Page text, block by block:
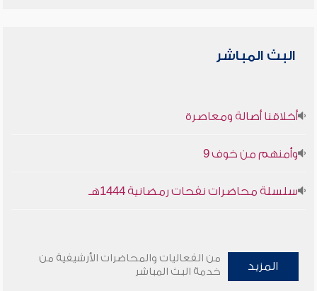
البث المباشر
أخلاقنا أصالة ومعاصرة
وأمنهم من خوف 9
سلسلة محاضرات نفحات رمضانية 1444هـ
المزيد
من الفعاليات والمحاضرات الأرشيفية من
خدمة البث المباشر